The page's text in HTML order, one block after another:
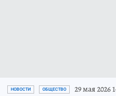
НОВОСТИ ОБЩЕСТВО 29 мая 2026